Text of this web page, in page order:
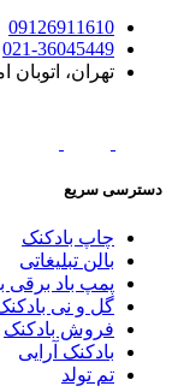
09126911610
021-36045449
تهران،
دسترسی سریع
چاپ بادکنک
بالن تبلیغاتی
پمپ باد برقی
گل و نی
فروش بادکنک
بادکنک آرایی
تم تولد